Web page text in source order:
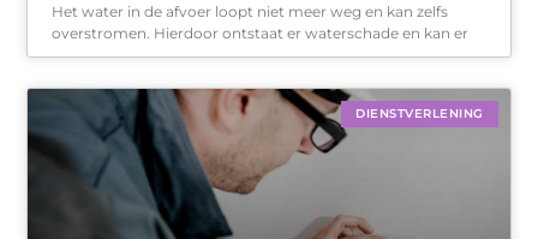
Het water in de afvoer loopt niet meer weg en kan zelfs
overstromen. Hierdoor ontstaat er waterschade en kan er
DIENSTVERLENING